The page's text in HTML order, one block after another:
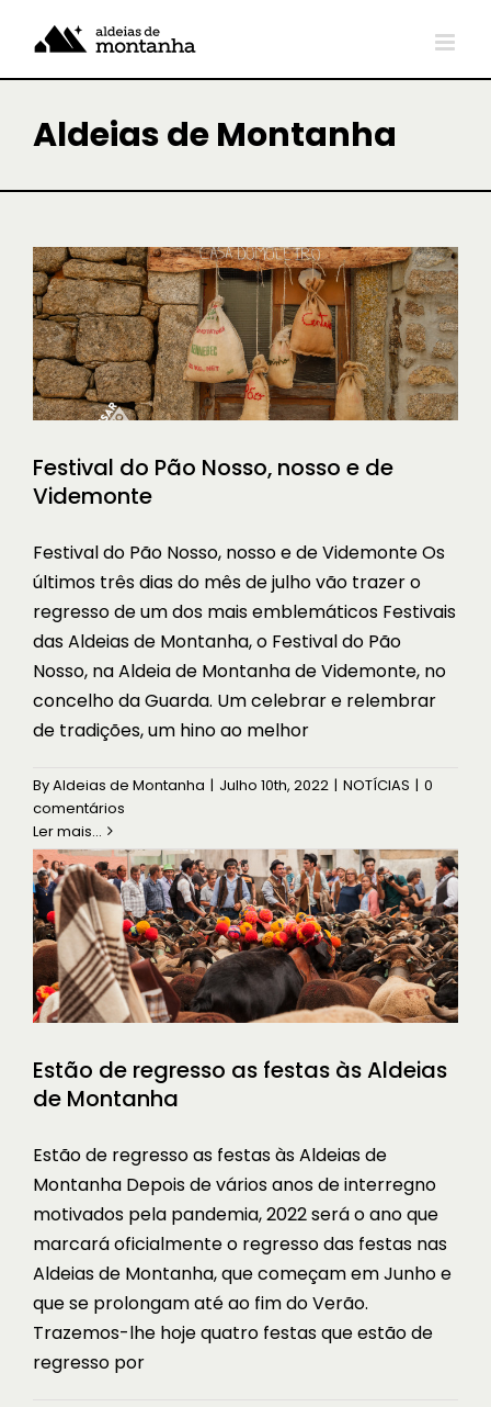
content
Aldeias de Montanha
Videmonte
Festival do Pão Nosso, nosso e de
Videmonte
Festival do Pão Nosso, nosso e de Videmonte Os
últimos três dias do mês de julho vão trazer o
regresso de um dos mais emblemáticos Festivais
das Aldeias de Montanha, o Festival do Pão
Nosso, na Aldeia de Montanha de Videmonte, no
concelho da Guarda. Um celebrar e relembrar
de tradições, um hino ao melhor
ByAldeias de Montanha | Julho 10th, 2022 | NOTÍCIAS | 0
comentários
Ler mais...
Aldeias de Montanha
Estão de regresso as festas às Aldeias
de Montanha
Estão de regresso as festas às Aldeias de
Montanha Depois de vários anos de interregno
motivados pela pandemia, 2022 será o ano que
marcará oficialmente o regresso das festas nas
Aldeias de Montanha, que começam em Junho e
que se prolongam até ao fim do Verão.
Trazemos-lhe hoje quatro festas que estão de
regresso por
Birdwatching nas Aldeias de